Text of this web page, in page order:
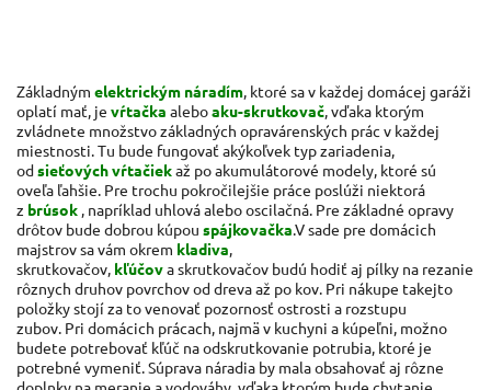
Základným elektrickým náradím, ktoré sa v každej domácej garáži
oplatí mať, je vŕtačka aleboaku-skrutkovač, vďaka ktorým
zvládnete množstvo základných opravárenských prác v každej
miestnosti. Tu bude fungovať akýkoľvek typ zariadenia,
odsieťových vŕtačiekaž po akumulátorové modely, ktoré sú
oveľa ľahšie. Pre trochu pokročilejšie práce poslúži niektorá
z brúsok , napríklad uhlová alebo oscilačná. Pre základné opravy
drôtov bude dobrou kúpou spájkovačka.V sade pre domácich
majstrov sa vám okrem kladiva,
skrutkovačov, kľúčova skrutkovačov budú hodiť aj pílky na rezanie
rôznych druhov povrchov od dreva až po kov. Pri nákupe takejto
položky stojí za to venovať pozornosť ostrosti a rozstupu
zubov. Pri domácich prácach, najmä v kuchyni a kúpeľni, možno
budete potrebovať kľúč na odskrutkovanie potrubia, ktoré je
potrebné vymeniť. Súprava náradia by mala obsahovať aj rôzne